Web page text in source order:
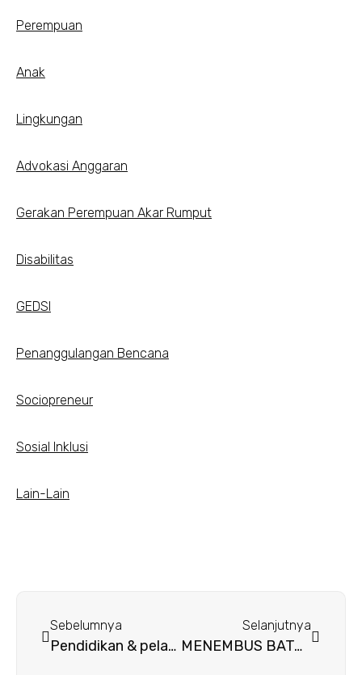
Perempuan
Anak
Lingkungan
Advokasi Anggaran
Gerakan Perempuan Akar Rumput
Disabilitas
GEDSI
Penanggulangan Bencana
Sociopreneur
Sosial Inklusi
Lain-Lain
Sebelumnya
Pendidikan & pelatihan Program Perlindungan Saksi & Korban (SSK)
Selanjutnya
MENEMBUS BATAS: Perjuangan Pendidikan Transformatif Perempuan Akar Rumput di Persimpangan Identitas